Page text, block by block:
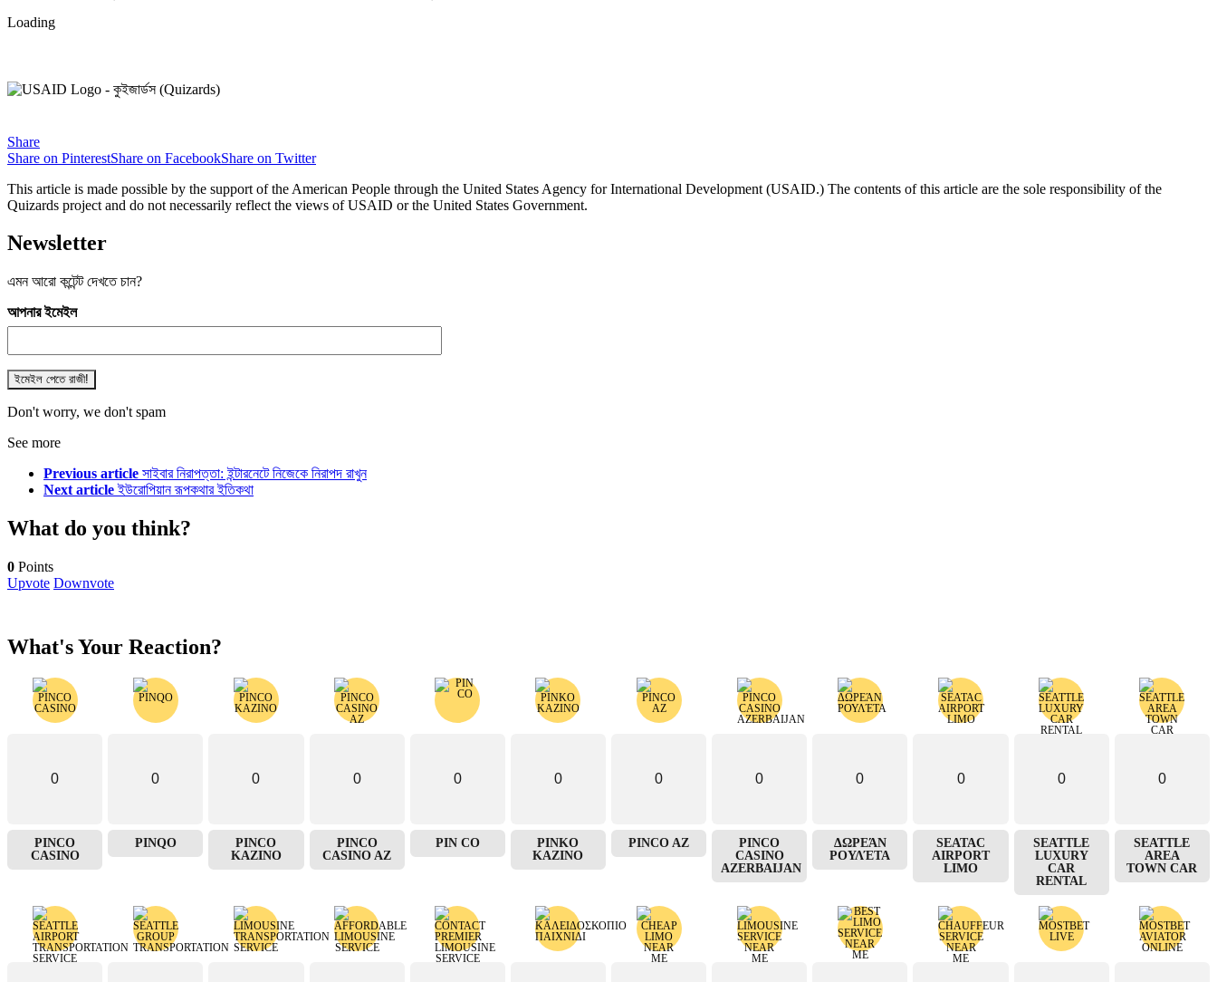
Loading
Share
Share on PinterestShare on FacebookShare on Twitter
This article is made possible by the support of the American People through the United States Agency for International Development (USAID.) The contents of this article are the sole responsibility of the
Quizards project and do not necessarily reflect the views of USAID or the United States Government.
Newsletter
এমন আরো কন্টেন্ট দেখতে চান?
আপনার ইমেইল
Don't worry, we don't spam
See more
Previous article সাইবার নিরাপত্তা: ইন্টারনেটে নিজেকে নিরাপদ রাখুন
Next article ইউরোপিয়ান রূপকথার ইতিকথা
What do you think?
0 Points
Upvote Downvote
What's Your Reaction?
0
PINCO
CASINO
0
PINQO
0
PINCO
KAZINO
0
PINCO
CASINO AZ
0
PIN CO
0
PINKO
KAZINO
0
PINCO AZ
0
PINCO
CASINO
AZERBAIJAN
0
ΔΩΡΕΆΝ
ΡΟΥΛΈΤΑ
0
SEATAC
AIRPORT
LIMO
0
SEATTLE
LUXURY
CAR
RENTAL
0
SEATTLE
AREA
TOWN CAR